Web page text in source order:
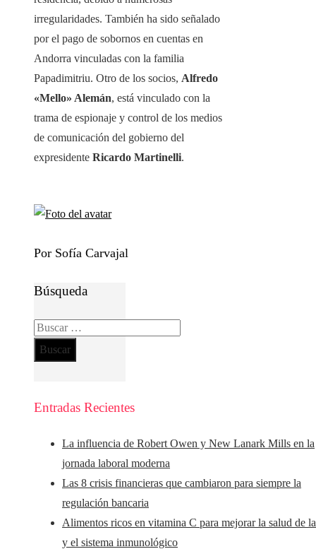
irregularidades. También ha sido señalado
por el pago de sobornos en cuentas en
Andorra vinculadas con la familia
Papadimitriu. Otro de los socios, Alfredo
«Mello» Alemán, está vinculado con la
trama de espionaje y control de los medios
de comunicación del gobierno del
expresidente Ricardo Martinelli.
Por Sofía Carvajal
Búsqueda
Buscar:
Entradas Recientes
La influencia de Robert Owen y New Lanark Mills en la
jornada laboral moderna
Las 8 crisis financieras que cambiaron para siempre la
regulación bancaria
Alimentos ricos en vitamina C para mejorar la salud de
y el sistema inmunológico